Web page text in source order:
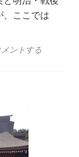
、ここでは
メントする